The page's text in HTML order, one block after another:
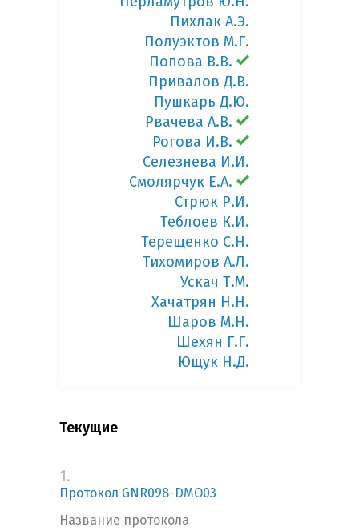
Пихлак А.Э.
Полуэктов М.Г.
Попова В.В.
Привалов Д.В.
Пушкарь Д.Ю.
Рвачева А.В.
Рогова И.В.
Селезнева И.И.
Смолярчук Е.А.
Стрюк Р.И.
Теблоев К.И.
Терещенко С.Н.
Тихомиров А.Л.
Ускач Т.М.
Хачатрян Н.Н.
Шаров М.Н.
Шехян Г.Г.
Ющук Н.Д.
Текущие
1.
Протокол GNR098-DMO03
Название протокола